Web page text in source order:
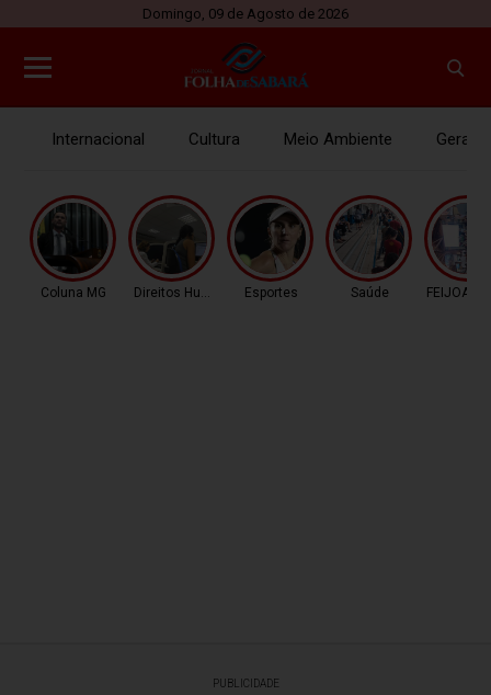
Domingo, 09 de Agosto de 2026
Internacional Cultura Meio Ambiente Gerais
Coluna MG Direitos Humanos Esportes Saúde
PUBLICIDADE